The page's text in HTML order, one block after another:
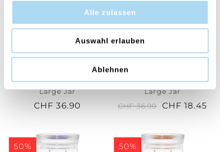
Alle zulassen
Auswahl erlauben
Ablehnen
Vanilla Lime Signature
Large Jar
CHF 36.90
Aloe & Agave Signature
Large Jar
CHF 36.90
CHF 18.45
50% 50%